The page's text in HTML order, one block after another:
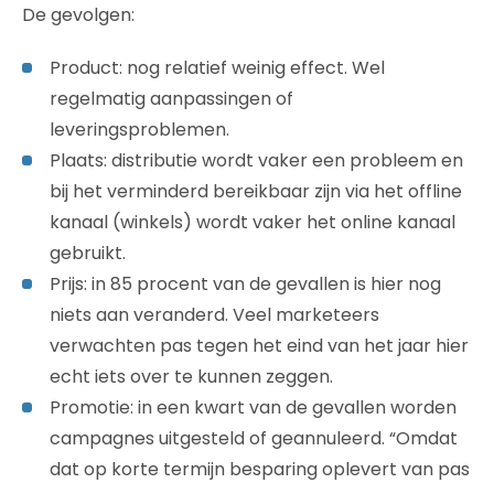
De gevolgen:
Product: nog relatief weinig effect. Wel
regelmatig aanpassingen of
leveringsproblemen.
Plaats: distributie wordt vaker een probleem en
bij het verminderd bereikbaar zijn via het offline
kanaal (winkels) wordt vaker het online kanaal
gebruikt.
Prijs: in 85 procent van de gevallen is hier nog
niets aan veranderd. Veel marketeers
verwachten pas tegen het eind van het jaar hier
echt iets over te kunnen zeggen.
Promotie: in een kwart van de gevallen worden
campagnes uitgesteld of geannuleerd. “Omdat
dat op korte termijn besparing oplevert van pas